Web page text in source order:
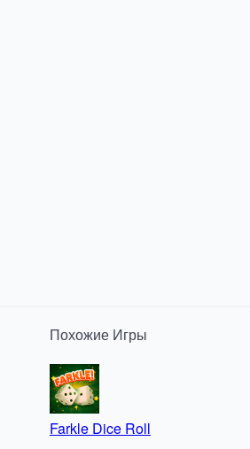
Похожие Игры
Farkle Dice Roll